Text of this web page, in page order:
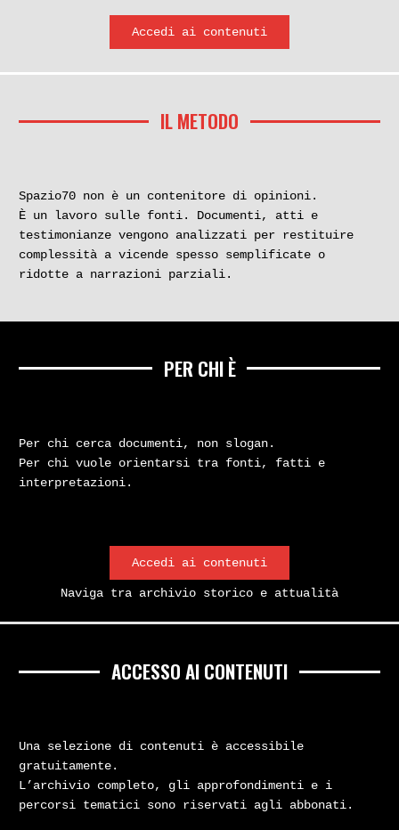
Accedi ai contenuti
IL METODO
Spazio70 non è un contenitore di opinioni.
È un lavoro sulle fonti. Documenti, atti e
testimonianze vengono analizzati per restituire
complessità a vicende spesso semplificate o
ridotte a narrazioni parziali.
PER CHI È
Per chi cerca documenti, non slogan.
Per chi vuole orientarsi tra fonti, fatti e
interpretazioni.
Accedi ai contenuti
Naviga tra archivio storico e attualità
ACCESSO AI CONTENUTI
Una selezione di contenuti è accessibile
gratuitamente.
L’archivio completo, gli approfondimenti e i
percorsi tematici sono riservati agli abbonati.